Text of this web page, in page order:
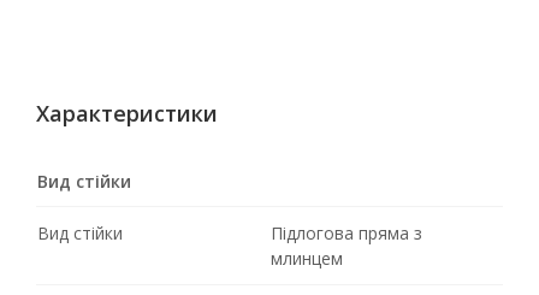
Характеристики
Вид стійки
Вид стійки
Підлогова пряма з
млинцем